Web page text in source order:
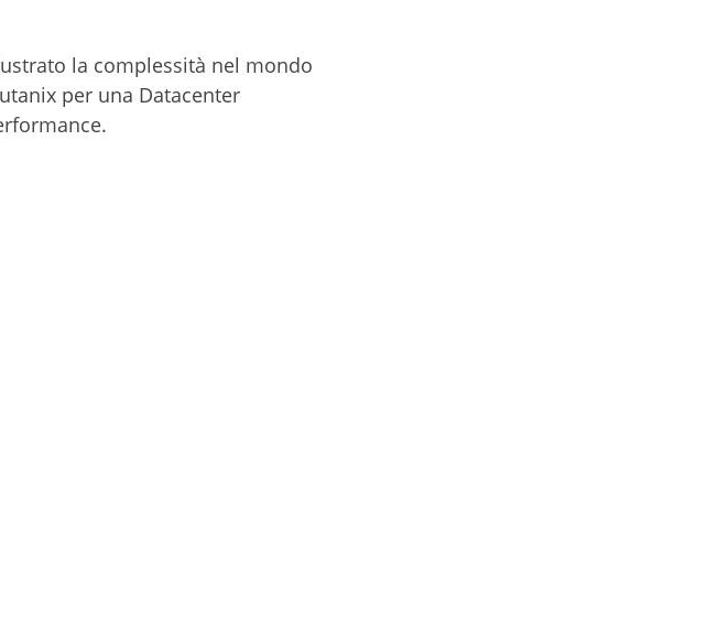
la complessità nel mondo
per una Datacenter